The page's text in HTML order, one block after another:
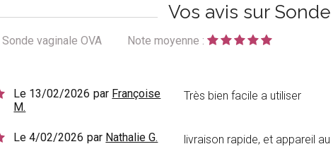
Vos avis sur
vaginale OVA Note moyenne :
Le 13/02/2026 par Françoise
M.
Très bien facile a utiliser
Le 4/02/2026 par Nathalie G. livraison rapide, et appareil